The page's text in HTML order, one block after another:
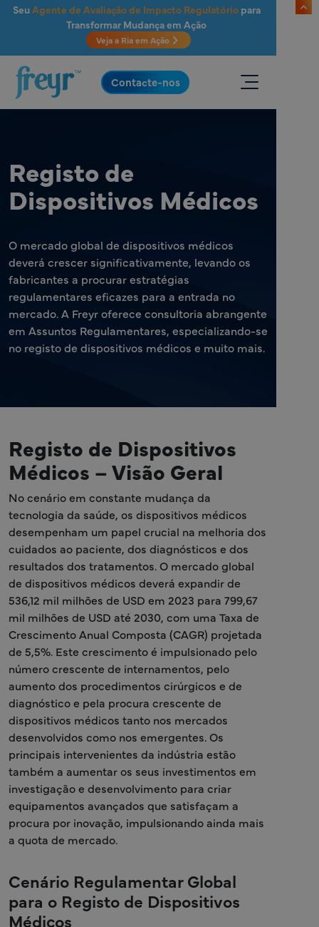
Saltar para o conteúdo principal
Seu Agente de Avaliação de Impacto Regulatóriopara
Transformar Mudança em Ação
Veja a Ria em Ação
.
Contacte-nos
Registo de
Dispositivos Médicos
O mercado global de dispositivos médicos
deverá crescer significativamente, levando os
fabricantes a procurar estratégias
regulamentares eficazes para a entrada no
mercado. A Freyr oferece consultoria abrangente
em Assuntos Regulamentares, especializando-se
no registo de dispositivos médicos e muito mais.
Registo de Dispositivos
Médicos – Visão Geral
No cenário em constante mudança da
tecnologia da saúde, os dispositivos médicos
desempenham um papel crucial na melhoria dos
cuidados ao paciente, dos diagnósticos e dos
resultados dos tratamentos. O mercado global
de dispositivos médicos deverá expandir de
536,12 mil milhões de USD em 2023 para 799,67
mil milhões de USD até 2030, com uma Taxa de
Crescimento Anual Composta (CAGR) projetada
de 5,5%. Este crescimento é impulsionado pelo
número crescente de internamentos, pelo
aumento dos procedimentos cirúrgicos e de
diagnóstico e pela procura crescente de
dispositivos médicos tanto nos mercados
desenvolvidos como nos emergentes. Os
principais intervenientes da indústria estão
também a aumentar os seus investimentos em
investigação e desenvolvimento para criar
equipamentos avançados que satisfaçam a
procura por inovação, impulsionando ainda mais
a quota de mercado.
Cenário Regulamentar Global
para o Registo de Dispositivos
Médicos